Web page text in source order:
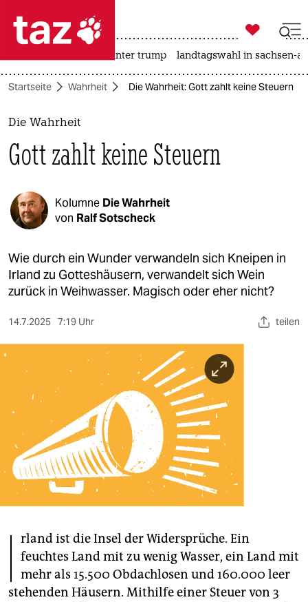
 taz zahl ich
taz zahl ich
themen
politik
öko
gesellschaft
kultur
sport
nord
wahrheit
verlag
verlag
veranstaltungen
shop
fragen & hilfe
unterstützen
genossenschaft

taz zahl ich
usa unter trump landtagswahl in sachsen-
Startseite Wahrheit Die Wahrheit: Gott zahlt keine Steuern
Die Wahrheit
Gott zahlt keine Steuern
Kolumne Die Wahrheit
von Ralf Sotscheck
Wie durch ein Wunder verwandeln sich Kneipen in
Irland zu Gotteshäusern, verwandelt sich Wein
zurück in Weihwasser. Magisch oder eher nicht?
14.7.2025 7:19 Uhr teilen
I rland ist die Insel der Widersprüche. Ein
feuchtes Land mit zu wenig Wasser, ein Land mit
mehr als 15.500 Obdachlosen und 160.000 leer
stehenden Häusern. Mithilfe einer Steuer von 3